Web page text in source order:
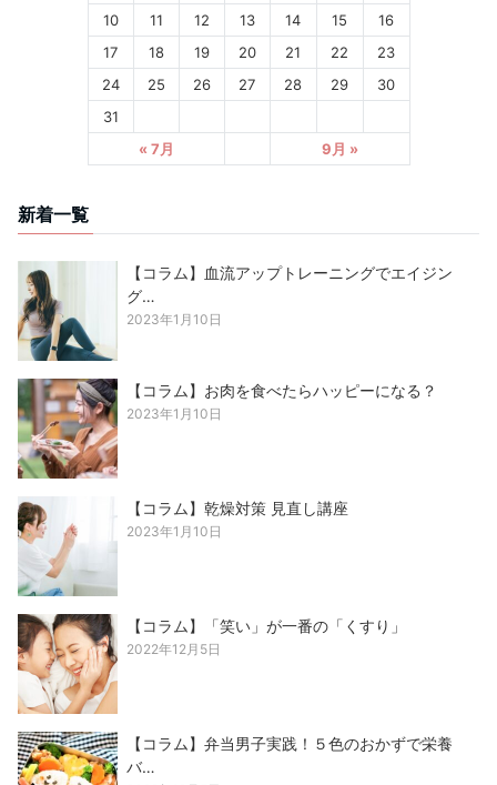
10
11 12 13 14 15
16
17
18 19 20 21 22
23
24
25 26 27 28 29
30
31
« 7月
9月 »
新着一覧
【コラム】血流アップトレーニングでエイジン
グ…
2023年1月10日
【コラム】お肉を食べたらハッピーになる？
2023年1月10日
【コラム】乾燥対策 見直し講座
2023年1月10日
【コラム】「笑い」が一番の「くすり」
2022年12月5日
【コラム】弁当男子実践！５色のおかずで栄養
バ…